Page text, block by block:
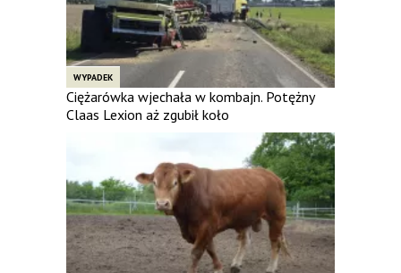
WYPADEK
Ciężarówka wjechała w kombajn. Potężny
Claas Lexion aż zgubił koło